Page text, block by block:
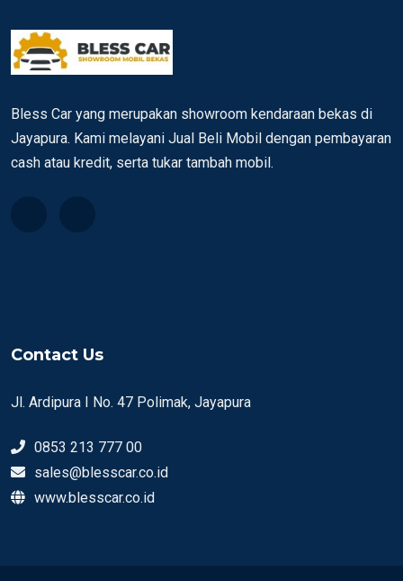
Bless Car yang merupakan showroom kendaraan bekas di
Jayapura. Kami melayani Jual Beli Mobil dengan pembayaran
cash atau kredit, serta tukar tambah mobil.
Contact Us
Jl. Ardipura I No. 47 Polimak, Jayapura
0853 213 777 00
sales@blesscar.co.id
www.blesscar.co.id